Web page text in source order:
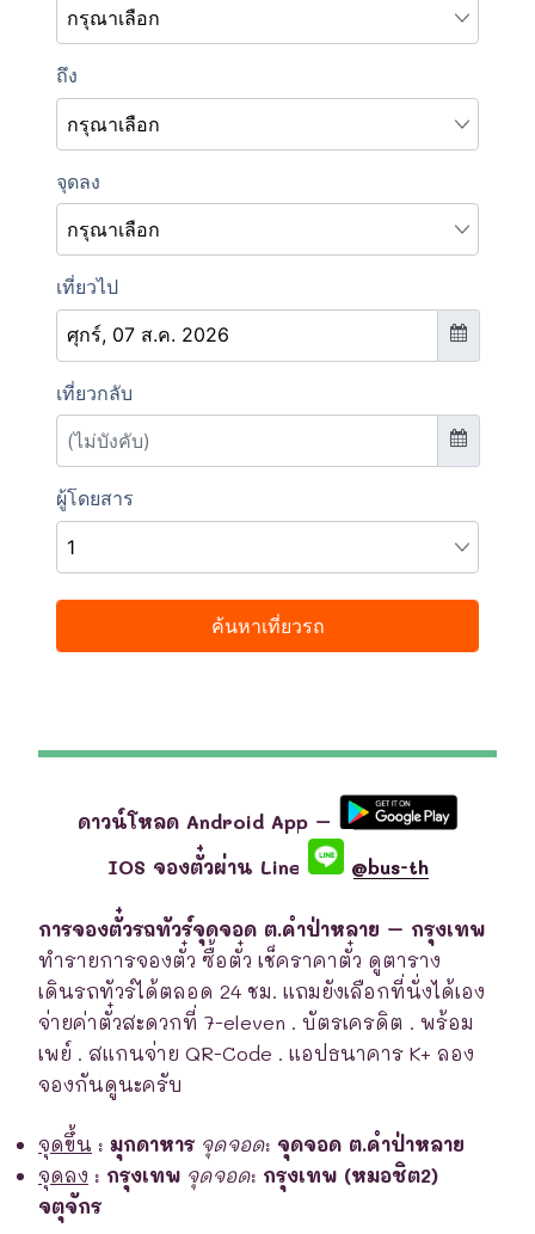
ดาวน์โหลด Android App –
IOS จองตั๋วผ่าน Line
@bus-th
การจองตั๋วรถทัวร์จุดจอด ต.คำป่าหลาย – กรุงเทพ
ทำรายการจองตั๋ว ซื้อตั๋ว เช็คราคาตั๋ว ดูตาราง
เดินรถทัวร์ได้ตลอด 24 ชม. แถมยังเลือกที่นั่งได้เอง
จ่ายค่าตั๋วสะดวกที่ 7-eleven . บัตรเครดิต . พร้อม
เพย์ . สแกนจ่าย QR-Code . แอปธนาคาร K+ ลอง
จองกันดูนะครับ
จุดขึ้น : มุกดาหาร จุดจอด: จุดจอด ต.คำป่าหลาย
จุดลง : กรุงเทพ จุดจอด: กรุงเทพ (หมอชิต2)
จตุจักร